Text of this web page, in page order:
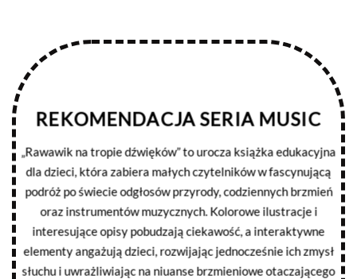
REKOMENDACJA SERIA MUSIC
„Rawawik na tropie dźwięków” to urocza książka edukacyjna
dla dzieci, która zabiera małych czytelników w fascynującą
podróż po świecie odgłosów przyrody, codziennych brzmień
oraz instrumentów muzycznych. Kolorowe ilustracje i
interesujące opisy pobudzają ciekawość, a interaktywne
elementy angażują dzieci, rozwijając jednocześnie ich zmysł
słuchu i uwrażliwiając na niuanse brzmieniowe otaczającego